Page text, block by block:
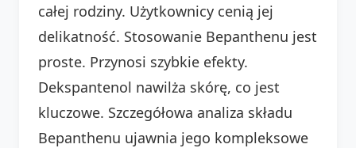
całej rodziny. Użytkownicy cenią jej
delikatność. Stosowanie Bepanthenu jest
proste. Przynosi szybkie efekty.
Dekspantenol nawilża skórę, co jest
kluczowe. Szczegółowa analiza składu
Bepanthenu ujawnia jego kompleksowe